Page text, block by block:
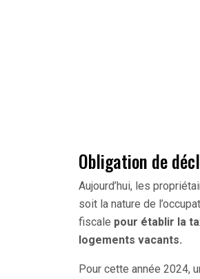
Obligation de
Aujourd’hui, les
soit la nature de
fiscale pour établir la
logements vacants.
Pour cette année 2024,